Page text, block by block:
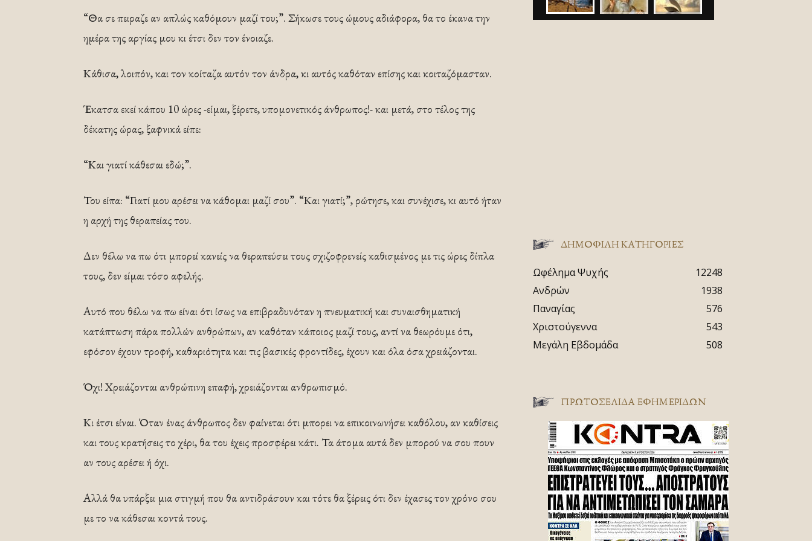
“Θα σε πειραζε αν απλώς καθόμουν μαζί του;”. Σήκωσε τους ώμους αδιάφορα, θα το έκανα την
ημέρα της αργίας μου κι έτσι δεν τον ένοιαζε.
Κάθισα, λοιπόν, και τον κοίταζα αυτόν τον άνδρα, κι αυτός καθόταν επίσης και κοιταζόμασταν.
Έκατσα εκεί κάπου 10 ώρες -είμαι, ξέρετε, υπομονετικός άνθρωπος!- και μετά, στο τέλος της
δέκατης ώρας, ξαφνικά είπε:
“Και γιατί κάθεσαι εδώ;”.
Του είπα: “Γιατί μου αρέσει να κάθομαι μαζί σου”. “Και γιατί;”, ρώτησε, και συνέχισε, κι αυτό ήταν
η αρχή της θεραπείας του.
Δεν θέλω να πω ότι μπορεί κανείς να θεραπεύσει τους σχιζοφρενείς καθισμένος με τις ώρες δίπλα
τους, δεν είμαι τόσο αφελής.
Αυτό που θέλω να πω είναι ότι ίσως να επιβραδυνόταν η πνευματική και συναισθηματική
κατάπτωση πάρα πολλών ανθρώπων, αν καθόταν κάποιος μαζί τους, αντί να θεωρόυμε ότι,
εφόσον έχουν τροφή, καθαριότητα και τις βασικές φροντίδες, έχουν και όλα όσα χρειάζονται.
Όχι! Χρειάζονται ανθρώπινη επαφή, χρειάζονται ανθρωπισμό.
Κι έτσι είναι. Όταν ένας άνθρωπος δεν φαίνεται ότι μπορει να επικοινωνήσει καθόλου, αν καθίσεις
και τους κρατήσεις το χέρι, θα του έχεις προσφέρει κάτι. Τα άτομα αυτά δεν μπορού να σου πουν
αν τους αρέσει ή όχι.
Αλλά θα υπάρξει μια στιγμή που θα αντιδράσουν και τότε θα ξέρεις ότι δεν έχασες τον χρόνο σου
με το να κάθεσαι κοντά τους.
ΔΗΜΟΦΙΛΗ ΚΑΤΗΓΟΡΙΕΣ
Ωφέλημα Ψυχής
12248
Ανδρών
1938
Παναγίας
576
Χριστούγεννα
543
Μεγάλη Εβδομάδα
508
ΠΡΩΤΟΣΈΛΙΔΑ ΕΦΗΜΕΡΊΔΩΝ